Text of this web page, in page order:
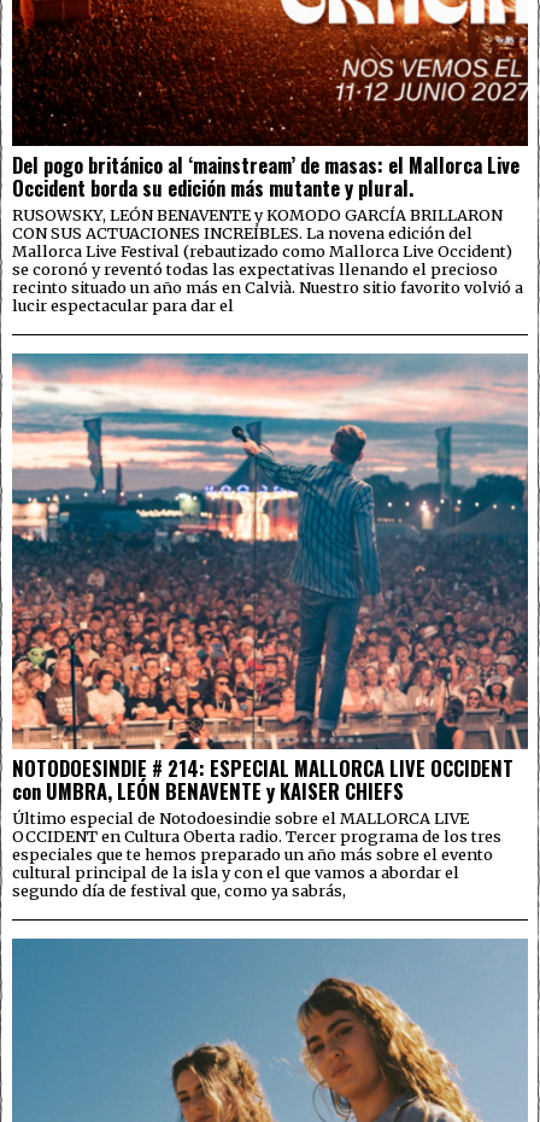
Del pogo británico al ‘mainstream’ de masas: el Mallorca Live
Occident borda su edición más mutante y plural.
RUSOWSKY, LEÓN BENAVENTE y KOMODO GARCÍA BRILLARON
CON SUS ACTUACIONES INCREÍBLES. La novena edición del
Mallorca Live Festival (rebautizado como Mallorca Live Occident)
se coronó y reventó todas las expectativas llenando el precioso
recinto situado un año más en Calvià. Nuestro sitio favorito volvió a
lucir espectacular para dar el
NOTODOESINDIE # 214: ESPECIAL MALLORCA LIVE OCCIDENT
con UMBRA, LEÓN BENAVENTE y KAISER CHIEFS
Último especial de Notodoesindie sobre el MALLORCA LIVE
OCCIDENT en Cultura Oberta radio. Tercer programa de los tres
especiales que te hemos preparado un año más sobre el evento
cultural principal de la isla y con el que vamos a abordar el
segundo día de festival que, como ya sabrás,